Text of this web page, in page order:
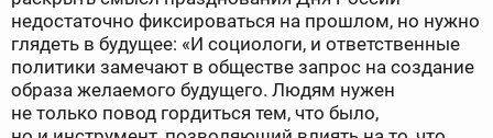
недостаточно фиксироваться на прошлом, но нужно
глядеть в будущее: «И социологи, и ответственные
политики замечают в обществе запрос на создание
образа желаемого будущего. Людям нужен
не только повод гордиться тем, что было,